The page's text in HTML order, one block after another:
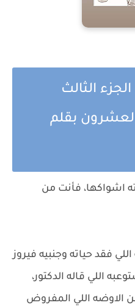
الثالث
بقلم
اشواكها، فأنت من
فقد حياته وجنبيه فيروز
اللي قاله الدكتور،
اللي المفروض